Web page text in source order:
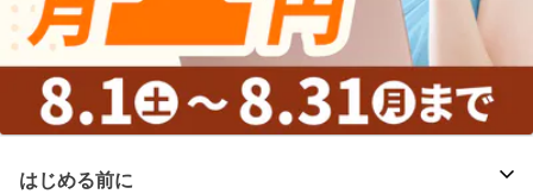
はじめる前に